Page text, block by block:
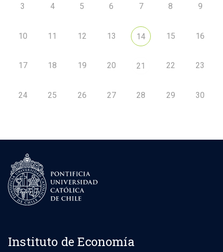
3 4 5 6 7 8 9
10 11 12 13 14 15 16
17 18 19 20 21 22 23
24 25 26 27 28 29 30
Instituto de Economía